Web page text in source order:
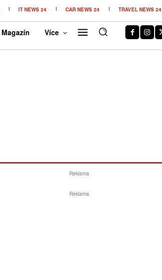
IT NEWS 24 CAR NEWS 24 TRAVEL NEWS 24
Magazín Více
Reklama
Reklama